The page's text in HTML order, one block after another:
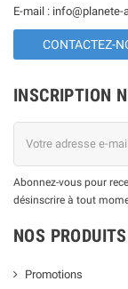
E-mail : info@planete-
CONTACTEZ-
INSCRIPTION
Abonnez-vous pour
désinscrire à tout
NOS PRODUITS
Promotions